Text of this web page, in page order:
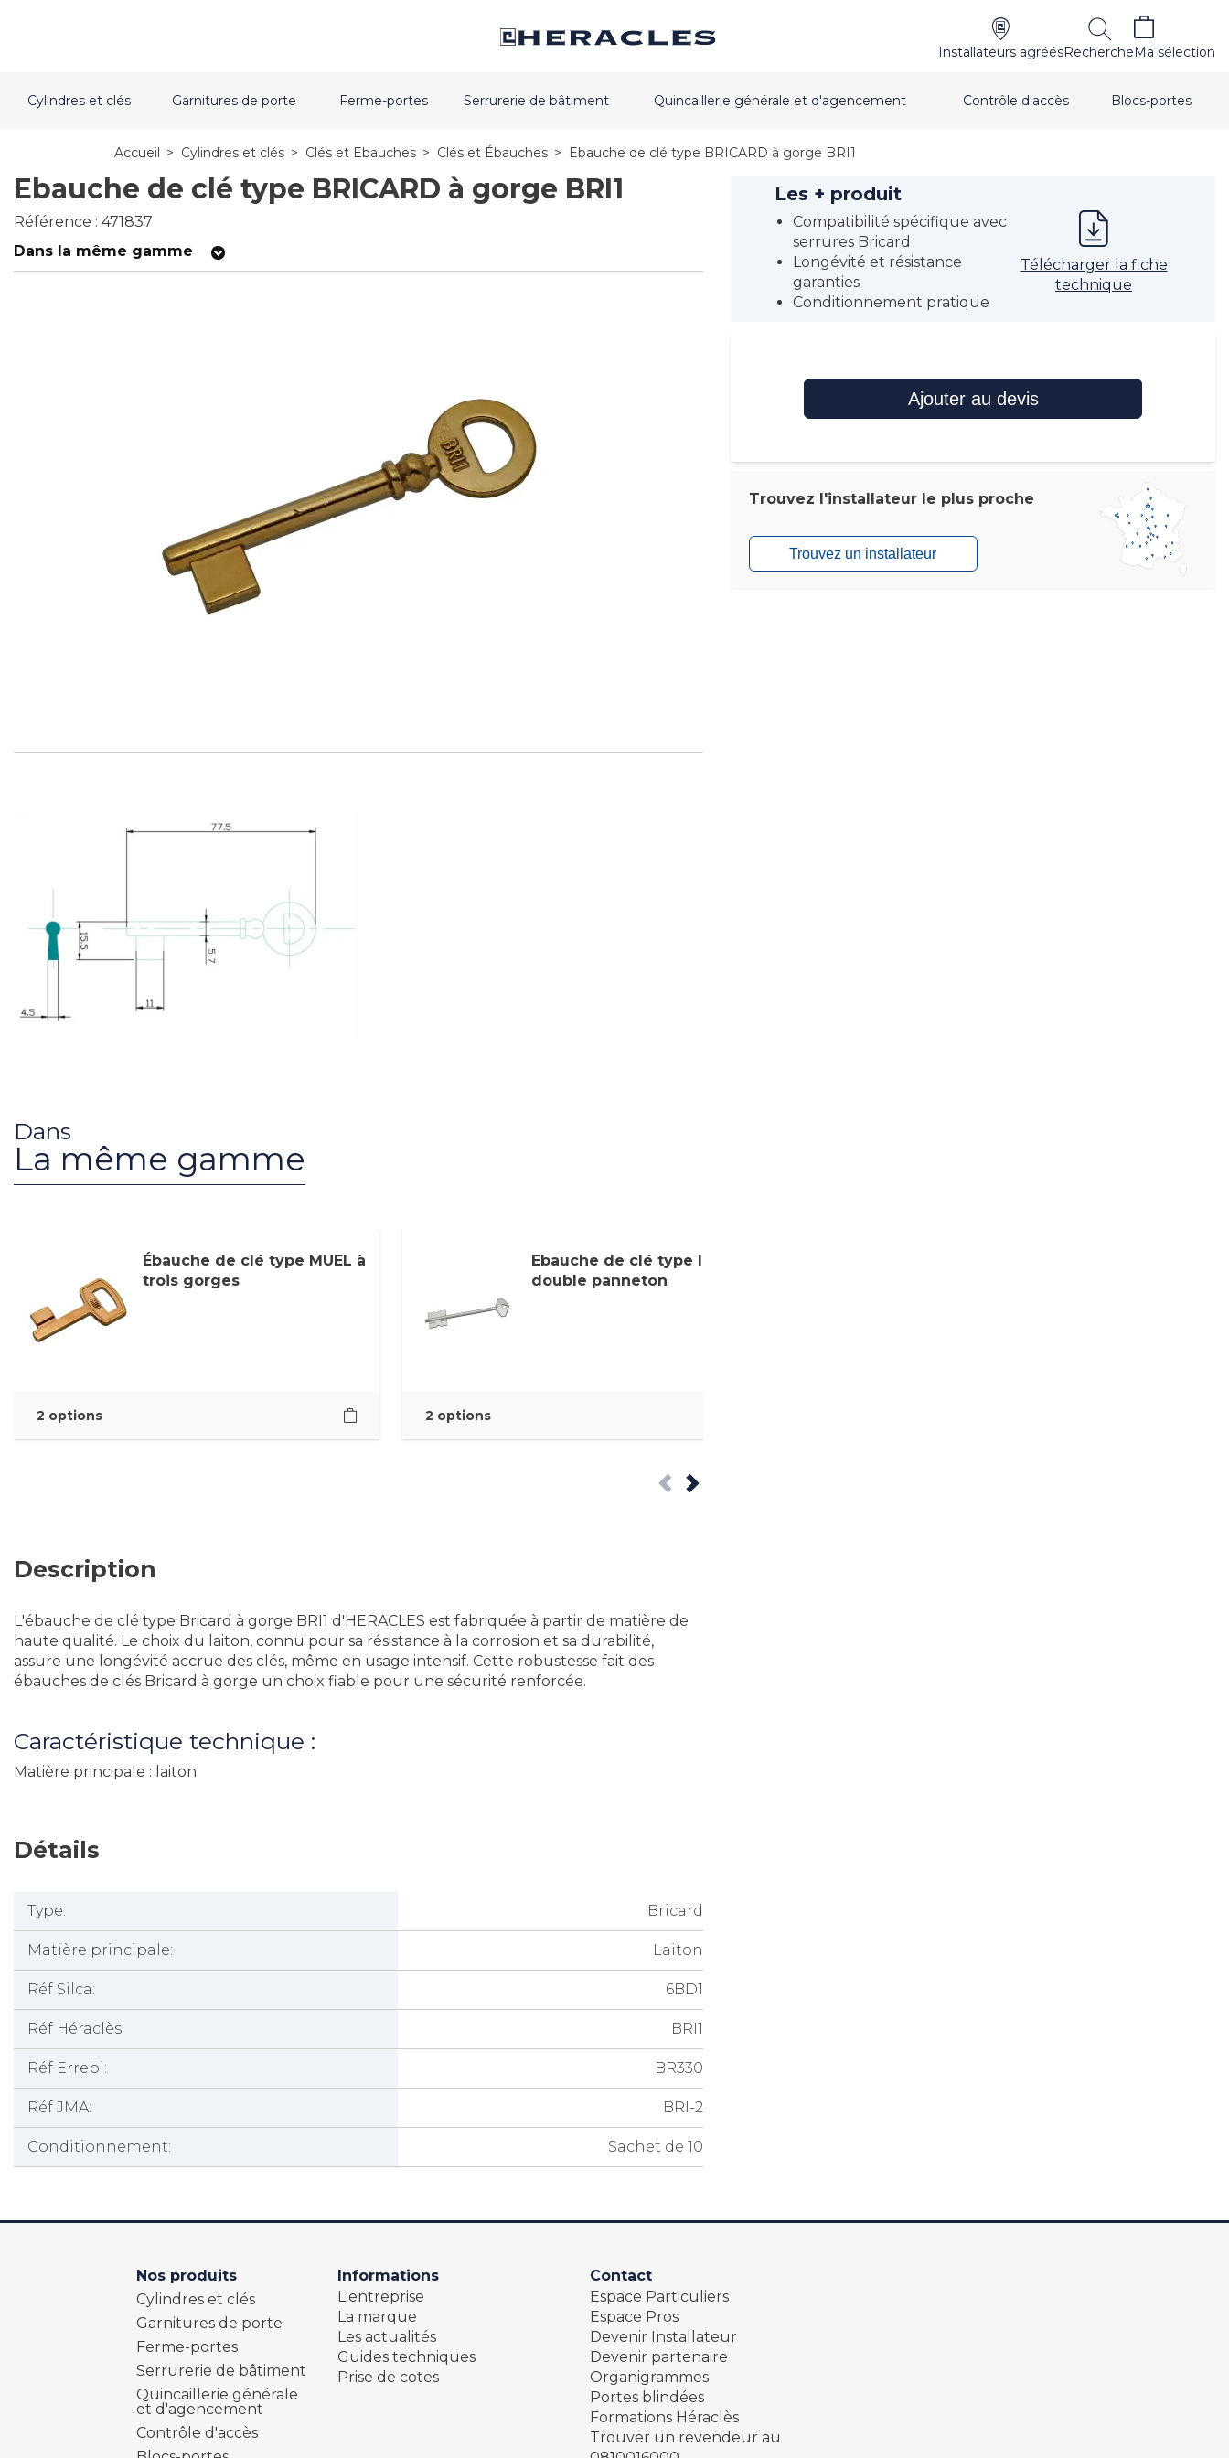
Installateurs agréésRechercheMa sélection
Cylindres et clés Garnitures de porte Ferme-portes Serrurerie de bâtiment Quincaillerie générale et d'agencement Contrôle d'accès Blocs-portes
Accueil > Cylindres et clés > Clés et Ebauches > Clés et Ébauches > Ebauche de clé type BRICARD à gorge BRI1
Ebauche de clé type BRICARD à gorge BRI1
Référence : 471837
Dans la même gamme
Dans
La même gamme
Ébauche de clé type MUEL à
trois gorges
2 options
Ebauche de clé type ITAL à
double panneton
2 options
Description
L'ébauche de clé type Bricard à gorge BRI1 d'HERACLES est fabriquée à partir de matière de
haute qualité. Le choix du laiton, connu pour sa résistance à la corrosion et sa durabilité,
assure une longévité accrue des clés, même en usage intensif. Cette robustesse fait des
ébauches de clés Bricard à gorge un choix fiable pour une sécurité renforcée.
Caractéristique technique :
Matière principale : laiton
Détails
Type: Bricard
Matière principale: Laiton
Réf Silca: 6BD1
Réf Héraclès: BRI1
Réf Errebi: BR330
Réf JMA: BRI-2
Conditionnement: Sachet de 10
Les + produit
Compatibilité spécifique avec
serrures Bricard
Longévité et résistance
garanties
Conditionnement pratique
Télécharger la fiche
technique
Ajouter au devis
Trouvez l'installateur le plus proche
Trouvez un installateur
Nos produits
Cylindres et clés
Garnitures de porte
Ferme-portes
Serrurerie de bâtiment
Quincaillerie générale
et d'agencement
Contrôle d'accès
Informations
L'entreprise
La marque
Les actualités
Guides techniques
Prise de cotes
Contact
Espace Particuliers
Espace Pros
Devenir Installateur
Devenir partenaire
Organigrammes
Portes blindées
Formations Héraclès
Trouver un revendeur au